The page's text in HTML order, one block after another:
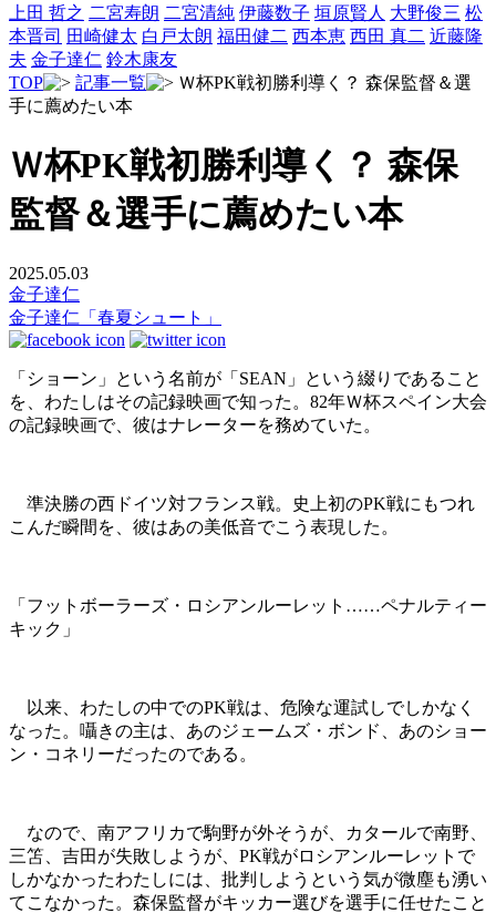
上田 哲之 二宮寿朗 二宮清純 伊藤数子 垣原賢人 大野俊三 松
本晋司 田崎健太 白戸太朗 福田健二 西本恵 西田 真二 近藤隆
夫 金子達仁 鈴木康友
TOP
記事一覧
Ｗ杯PK戦初勝利導く？ 森保監督＆選
手に薦めたい本
Ｗ杯PK戦初勝利導く？ 森保
監督＆選手に薦めたい本
2025.05.03
金子達仁
金子達仁「春夏シュート」
「ショーン」という名前が「SEAN」という綴りであること
を、わたしはその記録映画で知った。82年Ｗ杯スペイン大会
の記録映画で、彼はナレーターを務めていた。
準決勝の西ドイツ対フランス戦。史上初のPK戦にもつれ
こんだ瞬間を、彼はあの美低音でこう表現した。
「フットボーラーズ・ロシアンルーレット……ペナルティー
キック」
以来、わたしの中でのPK戦は、危険な運試しでしかなく
なった。囁きの主は、あのジェームズ・ボンド、あのショー
ン・コネリーだったのである。
なので、南アフリカで駒野が外そうが、カタールで南野、
三笘、吉田が失敗しようが、PK戦がロシアンルーレットで
しかなかったわたしには、批判しようという気が微塵も湧い
てこなかった。森保監督がキッカー選びを選手に任せたこと